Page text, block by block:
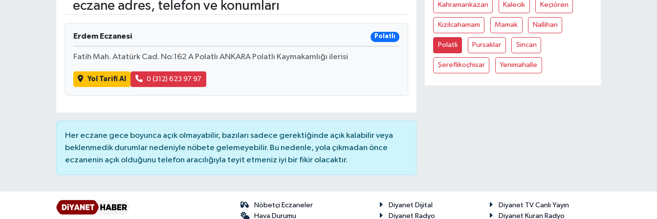
eczane adres, telefon ve konumları
Erdem Eczanesi Polatlı
Fatih Mah. Atatürk Cad. No:162 A Polatlı ANKARA Polatlı Kaymakamlığı ilerisi
Yol Tarifi Al 0 (312) 623 97 97
Her eczane gece boyunca açık olmayabilir, bazıları sadece gerektiğinde açık kalabilir veya
beklenmedik durumlar nedeniyle nöbete gelemeyebilir. Bu nedenle, yola çıkmadan önce
eczanenin açık olduğunu telefon aracılığıyla teyit etmeniz iyi bir fikir olacaktır.
Kahramankazan Kalecik Keçiören
Kizilcahamam Mamak Nallihan
Polatli Pursaklar Sincan
Şereflikoçhisar Yenimahalle
Nöbetçi Eczaneler
Hava Durumu
Diyanet Dijital
Diyanet TV Canlı Yayın
Diyanet Radyo
Diyanet Kuran Radyo
Ardahan Müftülüğü
Balıkesir Müftülüğü
Bingöl Müftülüğü
Peygamberimizin Hayatı
DİYANET RADYO/TV